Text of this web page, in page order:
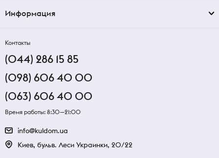
Информация
Контакты
(044) 286 15 85
(098) 606 40 00
(063) 606 40 00
Время работы: 8:30—21:00
info@kuldom.ua
Киев, бульв. Леси Украинки, 20/22